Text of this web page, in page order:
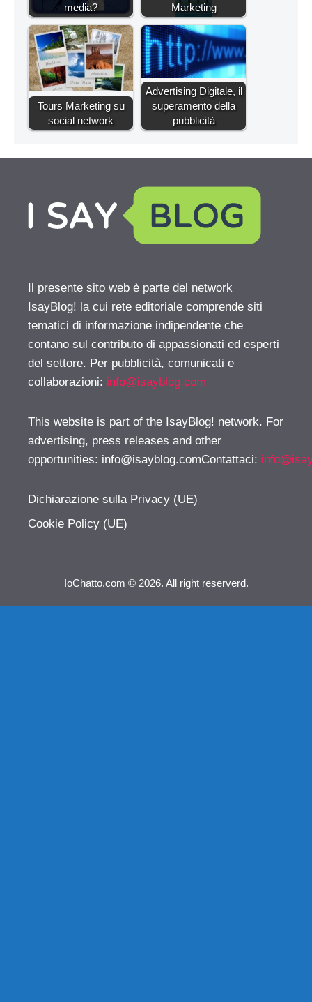
media?
Marketing
Tours Marketing su
social network
Advertising Digitale, il
superamento della
pubblicità
Il presente sito web è parte del network
IsayBlog! la cui rete editoriale comprende siti
tematici di informazione indipendente che
contano sul contributo di appassionati ed esperti
del settore. Per pubblicità, comunicati e
collaborazioni: info@isayblog.com
This website is part of the IsayBlog! network. For
advertising, press releases and other
opportunities: info@isayblog.comContattaci:
Dichiarazione sulla Privacy (UE)
Cookie Policy (UE)
IoChatto.com © 2026. All right reserverd.